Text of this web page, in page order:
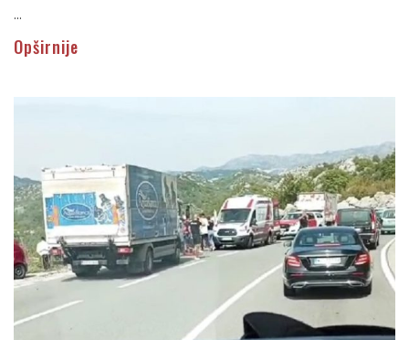
...
Opširnije